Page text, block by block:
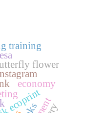
flower
economy
training